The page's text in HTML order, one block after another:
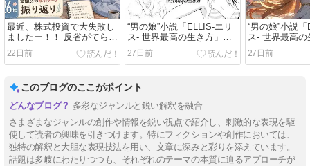
最近、株式投資で大失敗し
ましたー！！ 反省がてら
Noteを書いてみたよー！！
もう気分を慰めてくれるの
は、ワールドカップだけ
22日前
“男の娘”小説「ELLIS-エリ
ス- 世界最高の生き方」第
五十八章～第六十章【スー
パー・ポリアモリー超完
成！！みんな幸せになりや
27日前
“男の娘”小説
ス- 世界最高
五十八章～第
パー・ポリア
成！！ 】
27日前
このブログのここがポイント
多彩なジャンルと鋭い解釈を融合
さまざまなジャンルの創作や情報を鋭い視点で紹介し、刺激的な表現を駆
使して読者の興味を引きつけます。特にフィクションや創作においては、
独特の解釈と大胆な表現技法を用い、文章に深みと彩りを添えています。
話題は多岐にわたりつつも、それぞれのテーマの本質に迫るアプローチが